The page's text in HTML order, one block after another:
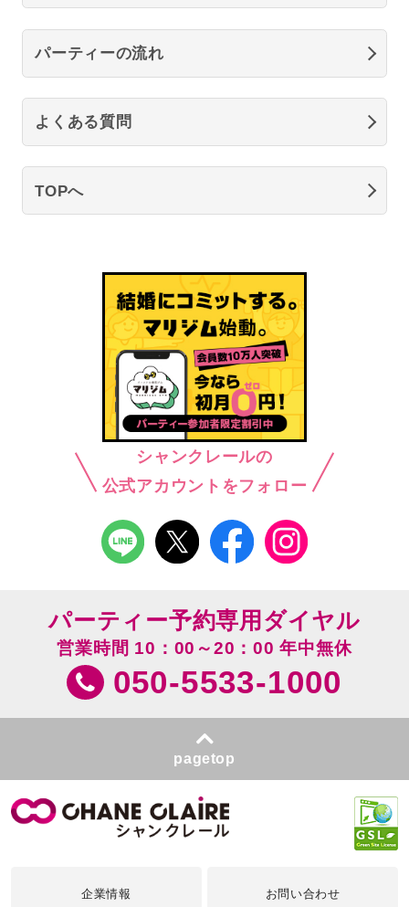
パーティーの流れ
よくある質問
TOPへ
シャンクレールの
公式アカウントをフォロー
パーティー予約専用ダイヤル
営業時間 10：00～20：00 年中無休
050-5533-1000
pagetop
企業情報 お問い合わせ